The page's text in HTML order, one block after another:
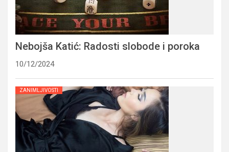
Nebojša Katić: Radosti slobode i poroka
10/12/2024
ZANIMLJIVOSTI